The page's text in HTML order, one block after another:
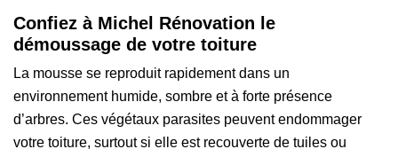
Confiez à Michel Rénovation le
démoussage de votre toiture
La mousse se reproduit rapidement dans un
environnement humide, sombre et à forte présence
d’arbres. Ces végétaux parasites peuvent endommager
votre toiture, surtout si elle est recouverte de tuiles ou